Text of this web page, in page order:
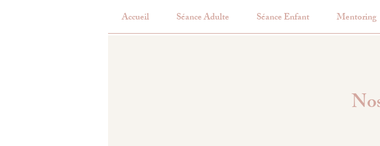
Accueil Séance Adulte Séance Enfant Mentoring